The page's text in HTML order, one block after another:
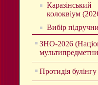
Каразінський
колоквіум
Вибір
ЗНО-2026
Протидія булінгу